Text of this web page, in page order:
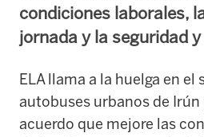
condiciones laborales,
jornada y la seguridad
ELA llama a la huelga en el
autobuses urbanos de Irún
acuerdo que mejore las